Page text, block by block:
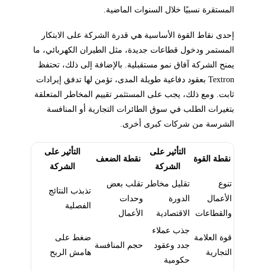
المستقرة نسبيًا خلال السنوات الماضية.
إحدى نقاط القوة الأساسية هي قدرة الشركة على الابتكار
المستمر ودخول قطاعات جديدة، مثل الطيران الكهربائي، ما
يمنح الشركة آفاق نمو مستقبلية. بالإضافة إلى ذلك، تحتفظ
Textron بعقود دفاعية طويلة المدى، تؤمن لها تدفق إيرادات
ثابت. ومع ذلك، يجب على المستثمر تقييم المخاطر المتعلقة
بتغيرات الطلب في سوق الطائرات التجارية أو المنافسة
الشرسة من شركات كبرى أخرى.
نقطة القوة
التأثير على
الشركة
نقطة الضعف
التأثير على
الشركة
تنوع
الأعمال
والقطاعات
تقليل مخاطر
الدورة
الاقتصادية
تقلب بعض
وحدات
الأعمال
تذبذب النتائج
الفصلية
قوة العلامة
التجارية
جذب عملاء
جدد وعقود
حكومية
حجم المنافسة
ضغط على
هامش الربح